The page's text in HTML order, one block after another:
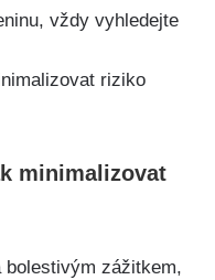
vždy vyhledejte‍
minimalizovat
bolestivým zážitkem,‌